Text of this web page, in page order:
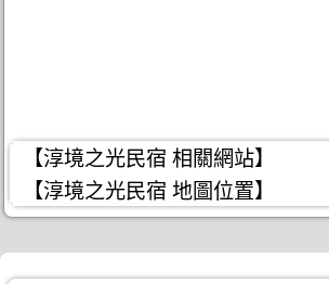
【淳境之光民宿 相關網站】
【淳境之光民宿 地圖位置】